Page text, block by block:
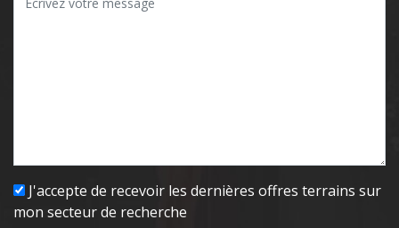
J'accepte de recevoir les dernières offres terrains sur
mon secteur de recherche